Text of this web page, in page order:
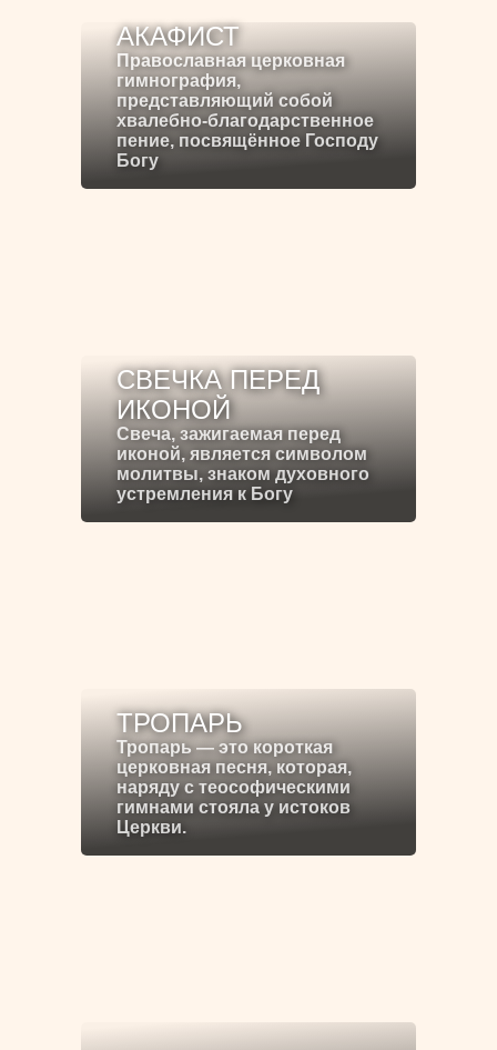
АКАФИСТ
Православная церковная
гимнография,
представляющий собой
хвалебно-благодарственное
пение, посвящённое Господу
Богу
СВЕЧКА ПЕРЕД
ИКОНОЙ
Свеча, зажигаемая перед
иконой, является символом
молитвы, знаком духовного
устремления к Богу
ТРОПАРЬ
Тропарь — это короткая
церковная песня, которая,
наряду с теософическими
гимнами стояла у истоков
Церкви.